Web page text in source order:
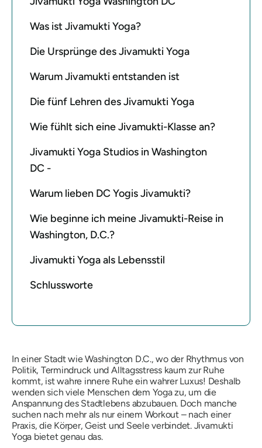
Was ist Jivamukti Yoga?
Die Ursprünge des Jivamukti Yoga
Warum Jivamukti entstanden ist
Die fünf Lehren des Jivamukti Yoga
Wie fühlt sich eine Jivamukti-Klasse an?
Jivamukti Yoga Studios in Washington
DC -
Warum lieben DC Yogis Jivamukti?
Wie beginne ich meine Jivamukti-Reise in
Washington, D.C.?
Jivamukti Yoga als Lebensstil
Schlussworte
In einer Stadt wie Washington D.C., wo der Rhythmus von
Politik, Termindruck und Alltagsstress kaum zur Ruhe
kommt, ist wahre innere Ruhe ein wahrer Luxus! Deshalb
wenden sich viele Menschen dem Yoga zu, um die
Anspannung des Stadtlebens abzubauen. Doch manche
suchen nach mehr als nur einem Workout – nach einer
Praxis, die Körper, Geist und Seele verbindet. Jivamukti
Yoga bietet genau das.